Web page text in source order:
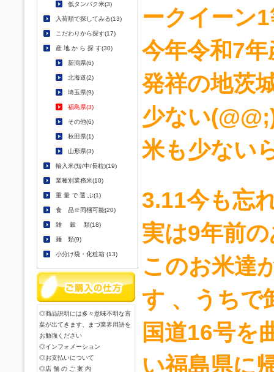
低タンパク米(3)
入荷順で探してみる(13)
こだわりから探す(17)
産 地 か ら 探 す(30)
新潟県(6)
北海道(2)
埼玉県(9)
福島県(3)
その他(6)
秋田県(1)
山形県(3)
輸入米(短/中/長粒)(19)
業種別業務米(10)
重 量 で 選 ぶ(1)
食 品※同梱可能(20)
雑 穀 類(18)
麺 類(9)
小分け袋・化粧箱 (13)
◎商品説明には多々意味不明な言
葉が出てきます、まづ業界用語を
お勉強ください
◎インフォメーション
◎お支払いについて
◎店 舗 の ご 案 内
ークイーン
今年令和7
発祥の地茨
少ない
米も少ない
3.11今も忘
実は9年前
このお米達
す 、うちで
国道16号を
い福島県に